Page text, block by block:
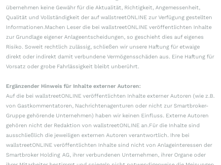
übernehmen keine Gewähr für die Aktualität, Richtigkeit, Angemessenheit,
Qualität und Vollständigkeit der auf wallstreetONLINE zur Verfügung gestellten
Informationen.Machen Leser die bei wallstreetONLINE veröffentlichten Inhalte
zur Grundlage eigener Anlageentscheidungen, so geschieht dies auf eigenes
Risiko. Soweit rechtlich zulässig, schließen wir unsere Haftung für etwaige
direkt oder indirekt damit verbundene Vermögensschäden aus. Eine Haftung für
Vorsatz oder grobe Fahrlässigkeit bleibt unberührt.
Ergänzender Hinweis für Inhalte externer Autoren:
Auf die bei wallstreetONLINE veröffentlichten Inhalte externer Autoren (wie z.B.
von Gastkommentatoren, Nachrichtenagenturen oder nicht zur Smartbroker-
Gruppe gehörende Unternehmen) haben wir keinen Einfluss. Externe Autoren
gehören nicht der Redaktion von wallstreetONLINE an.Für die Inhalte sind
ausschließlich die jeweiligen externen Autoren verantwortlich. Ihre bei
wallstreetONLINE veröffentlichten Inhalte sind nicht von Anlageinteressen der
Smartbroker Holding AG, ihrer verbundenen Unternehmen, ihrer Organe oder